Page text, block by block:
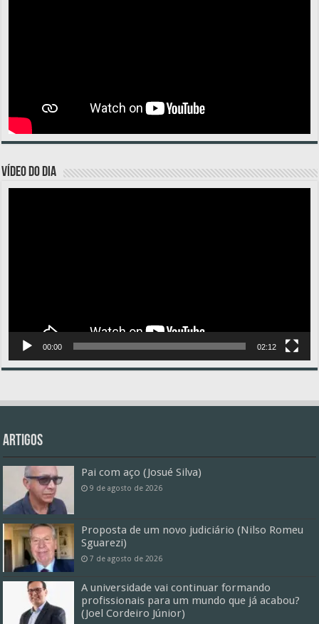
VÍDEO DO DIA
00:00 02:12
Artigos
Pai com aço (Josué Silva)
9 de agosto de 2026
Proposta de um novo judiciário (Nilso Romeu
Sguarezi)
7 de agosto de 2026
A universidade vai continuar formando
profissionais para um mundo que já acabou?
(Joel Cordeiro Júnior)